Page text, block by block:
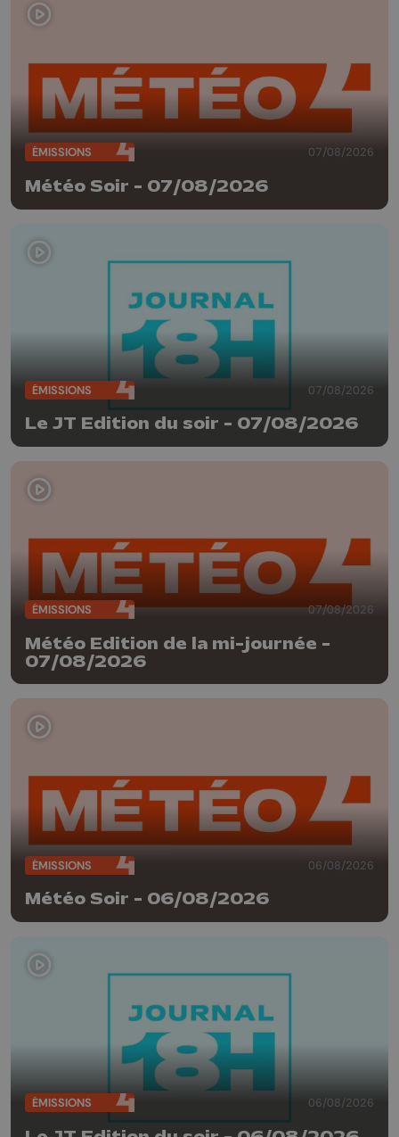
ÉMISSIONS 07/08/2026
Météo Soir - 07/08/2026
ÉMISSIONS 07/08/2026
Le JT Edition du soir - 07/08/2026
ÉMISSIONS 07/08/2026
Météo Edition de la mi-journée -
07/08/2026
ÉMISSIONS 06/08/2026
Météo Soir - 06/08/2026
ÉMISSIONS 06/08/2026